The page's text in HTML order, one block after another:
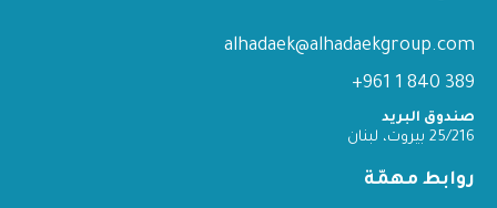
alhadaek@alhadaekgroup.com
389 840 1 961+
صندوق البريد
25/216 بيروت، لبنان
روابط مهمّة